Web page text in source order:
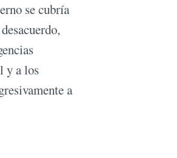
se cubría
y a los
a